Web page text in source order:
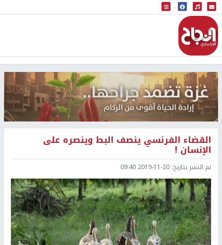
البث المباشر
إذاعة النجاح
القضاء الفرنسي ينصف البط وينصره على
الإنسان !
تم النشر بتاريخ: 2019-11-20 09:40